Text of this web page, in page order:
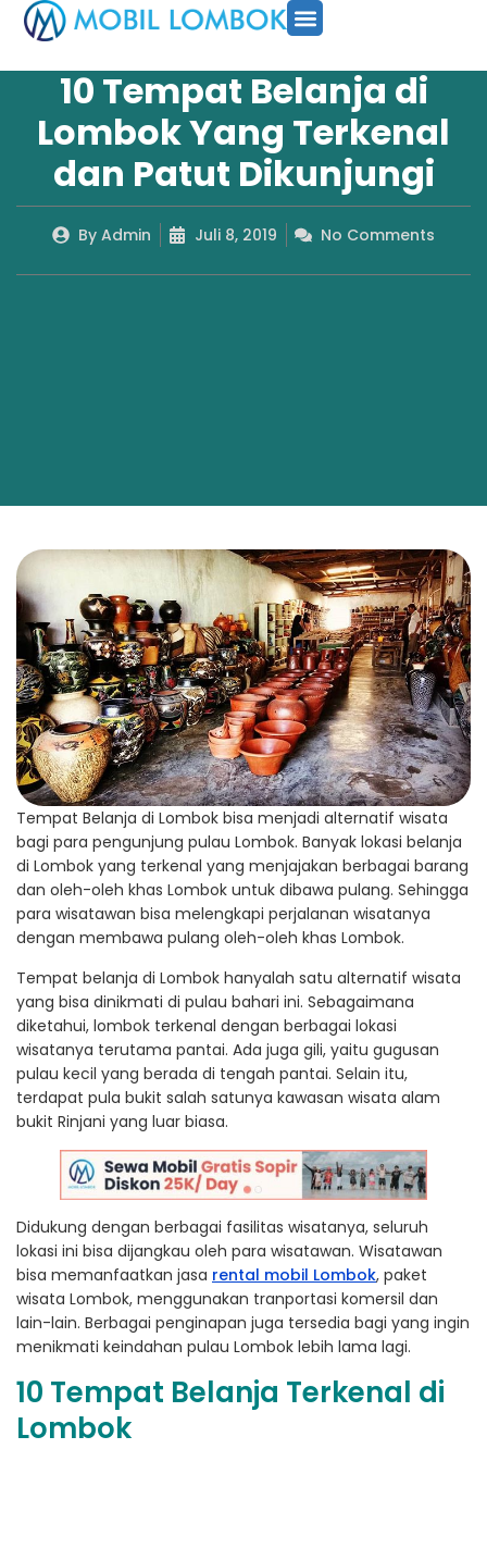
10 Tempat Belanja di
Lombok Yang Terkenal
dan Patut Dikunjungi
By Admin Juli 8, 2019 No Comments
Tempat Belanja di Lombok bisa menjadi alternatif wisata
bagi para pengunjung pulau Lombok. Banyak lokasi belanja
di Lombok yang terkenal yang menjajakan berbagai barang
dan oleh-oleh khas Lombok untuk dibawa pulang. Sehingga
para wisatawan bisa melengkapi perjalanan wisatanya
dengan membawa pulang oleh-oleh khas Lombok.
Tempat belanja di Lombok hanyalah satu alternatif wisata
yang bisa dinikmati di pulau bahari ini. Sebagaimana
diketahui, lombok terkenal dengan berbagai lokasi
wisatanya terutama pantai. Ada juga gili, yaitu gugusan
pulau kecil yang berada di tengah pantai. Selain itu,
terdapat pula bukit salah satunya kawasan wisata alam
bukit Rinjani yang luar biasa.
Didukung dengan berbagai fasilitas wisatanya, seluruh
lokasi ini bisa dijangkau oleh para wisatawan. Wisatawan
bisa memanfaatkan jasa rental mobil Lombok, paket
wisata Lombok, menggunakan tranportasi komersil dan
lain-lain. Berbagai penginapan juga tersedia bagi yang ingin
menikmati keindahan pulau Lombok lebih lama lagi.
10 Tempat Belanja Terkenal di
Lombok